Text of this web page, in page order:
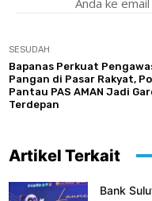
SESUDAH
Bapanas Perkuat
Pangan di Pasar Rakyat,
Pantau PAS AMAN Jadi
Terdepan
Artikel Terkait
Bank